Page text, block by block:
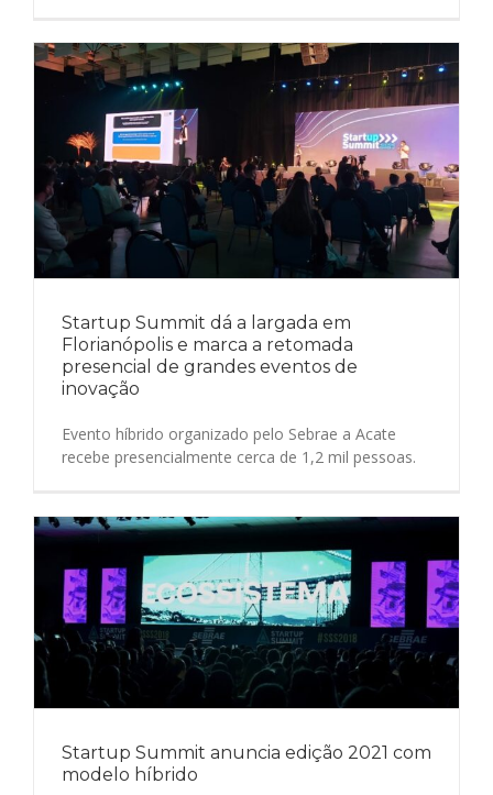
Startup Summit dá a largada em
Florianópolis e marca a retomada
presencial de grandes eventos de
inovação
Evento híbrido organizado pelo Sebrae a Acate
recebe presencialmente cerca de 1,2 mil pessoas.
Startup Summit anuncia edição 2021 com
modelo híbrido